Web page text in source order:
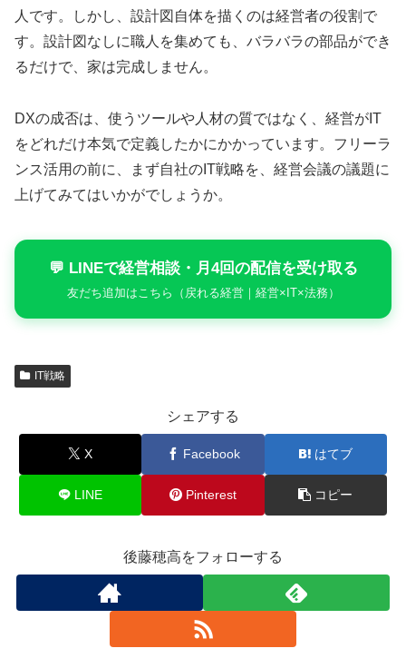
人です。しかし、設計図自体を描くのは経営者の役割で
す。設計図なしに職人を集めても、バラバラの部品ができ
るだけで、家は完成しません。
DXの成否は、使うツールや人材の質ではなく、経営がIT
をどれだけ本気で定義したかにかかっています。フリーラ
ンス活用の前に、まず自社のIT戦略を、経営会議の議題に
上げてみてはいかがでしょうか。
💬 LINEで経営相談・月4回の配信を受け取る
友だち追加はこちら（戻れる経営｜経営×IT×法務）
IT戦略
シェアする
X Facebook はてブ
LINE Pinterest コピー
後藤穂高をフォローする